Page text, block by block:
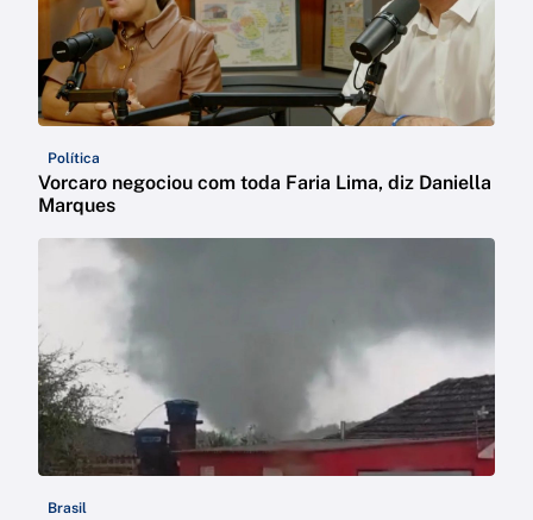
Política
Vorcaro negociou com toda Faria Lima, diz Daniella
Marques
Brasil